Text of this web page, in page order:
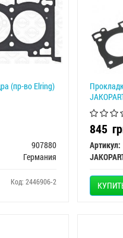
(пр-во Elring)
907880
Германия
Код: 2446906-2
845
Артикул: